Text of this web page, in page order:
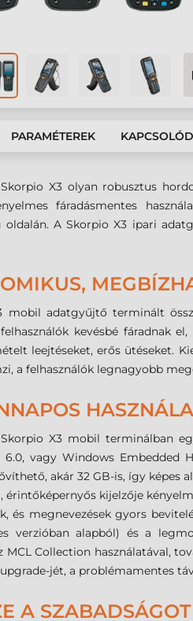
PARAMÉTEREK
X3 olyan robusztus
fáradásmentes
oldalán. A Skorpio X3 ipari
mobil adatgyűjtő terminált
kevésbé fáradnak
leejtéseket, erős ütéseket.
a felhasználók legnagyobb
X3 mobil terminálban
6.0, vagy Windows Embedded
akár 32 GB-is, így képes
érintőképernyős kijelzője
és megnevezések gyors
verzióban alapból) és a
MCL Collection használatával,
jét, a problémamentes
A SZABADSÁGOT